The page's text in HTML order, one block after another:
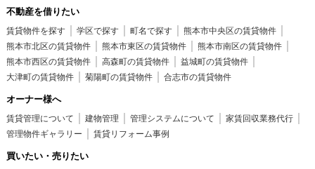
不動産を借りたい
賃貸物件を探す 学区で探す 町名で探す
熊本市中央区の賃貸物件
熊本市北区の賃貸物件
熊本市東区の賃貸物件
熊本市南区の賃貸物件
熊本市西区の賃貸物件
高森町の賃貸物件
益城町の賃貸物件
大津町の賃貸物件
菊陽町の賃貸物件 合志市の賃貸物件
オーナー様へ
賃貸管理について 建物管理 管理システムについて
家賃回収業務代行
管理物件ギャラリー
賃貸リフォーム事例
買いたい・売りたい